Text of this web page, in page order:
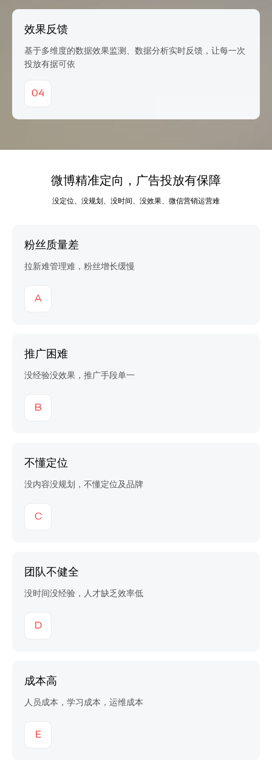
效果反馈
基于多维度的数据效果监测、数据分析实时反馈，让每一次
投放有据可依
04
微博精准定向，广告投放有保障
没定位、没规划、没时间、没效果、微信营销运营难
粉丝质量差
拉新难管理难，粉丝增长缓慢
A
推广困难
没经验没效果，推广手段单一
B
不懂定位
没内容没规划，不懂定位及品牌
C
团队不健全
没时间没经验，人才缺乏效率低
D
成本高
人员成本，学习成本，运维成本
E